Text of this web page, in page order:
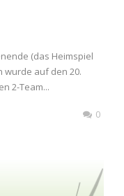
(das Heimspiel
wurde auf den 20.
2-Team...
0